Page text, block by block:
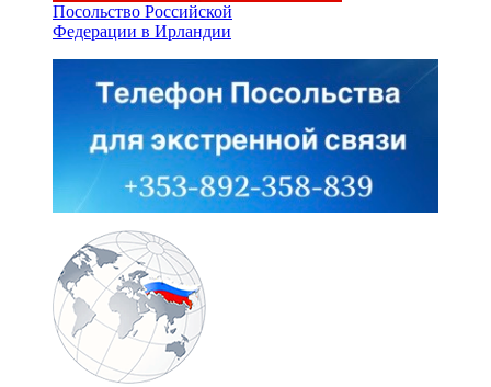
Посольство Российской
Федерации в Ирландии